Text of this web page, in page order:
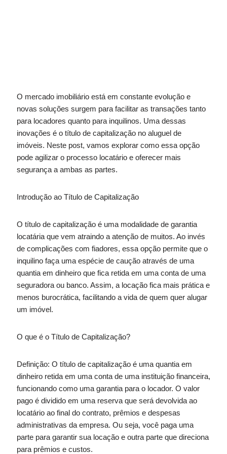
O mercado imobiliário está em constante evolução e
novas soluções surgem para facilitar as transações tanto
para locadores quanto para inquilinos. Uma dessas
inovações é o título de capitalização no aluguel de
imóveis. Neste post, vamos explorar como essa opção
pode agilizar o processo locatário e oferecer mais
segurança a ambas as partes.
Introdução ao Título de Capitalização
O título de capitalização é uma modalidade de garantia
locatária que vem atraindo a atenção de muitos. Ao invés
de complicações com fiadores, essa opção permite que o
inquilino faça uma espécie de caução através de uma
quantia em dinheiro que fica retida em uma conta de uma
seguradora ou banco. Assim, a locação fica mais prática e
menos burocrática, facilitando a vida de quem quer alugar
um imóvel.
O que é o Título de Capitalização?
Definição: O título de capitalização é uma quantia em
dinheiro retida em uma conta de uma instituição financeira,
funcionando como uma garantia para o locador. O valor
pago é dividido em uma reserva que será devolvida ao
locatário ao final do contrato, prêmios e despesas
administrativas da empresa. Ou seja, você paga uma
parte para garantir sua locação e outra parte que direciona
para prêmios e custos.